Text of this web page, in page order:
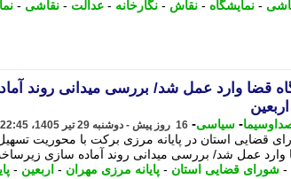
- نمایشگاه - نقاش - نگارخانه - عدالت - نقاشی -
قضا وارد عمل شد/ بررسی میدانی روند
- سیاسی- 16 روز پیش - دوشنبه 29 تیر 1405، 22:45
قضایی استان در پایانه مرزی برکت با محوریت تسهیل
وارد عمل شد/ بررسی میدانی روند آماده سازی
- شورای قضایی استان - پایانه مرزی مهران - اربعین -